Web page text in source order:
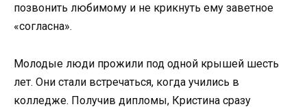
позвонить любимому и не крикнуть ему заветное
«согласна».
Молодые люди прожили под одной крышей шесть
лет. Они стали встречаться, когда учились в
колледже. Получив дипломы, Кристина сразу